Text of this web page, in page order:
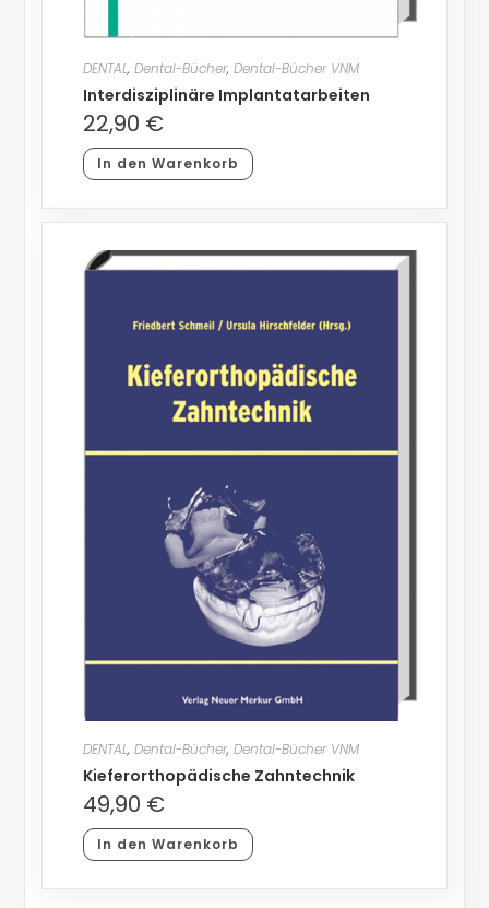
DENTAL, Dental-Bücher, Dental-Bücher VNM
Interdisziplinäre Implantatarbeiten
22,90 €
In den Warenkorb
DENTAL, Dental-Bücher, Dental-Bücher VNM
Kieferorthopädische Zahntechnik
49,90 €
In den Warenkorb